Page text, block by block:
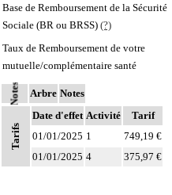
Base de Remboursement de la Sécurité
Sociale (BR ou BRSS) (?)
Taux de Remboursement de votre
mutuelle/complémentaire santé
Notes Arbre Notes
Tarifs
Date d'effet Activité
Tarif
01/01/2025 1
749,19 €
01/01/2025 4 375,97 €